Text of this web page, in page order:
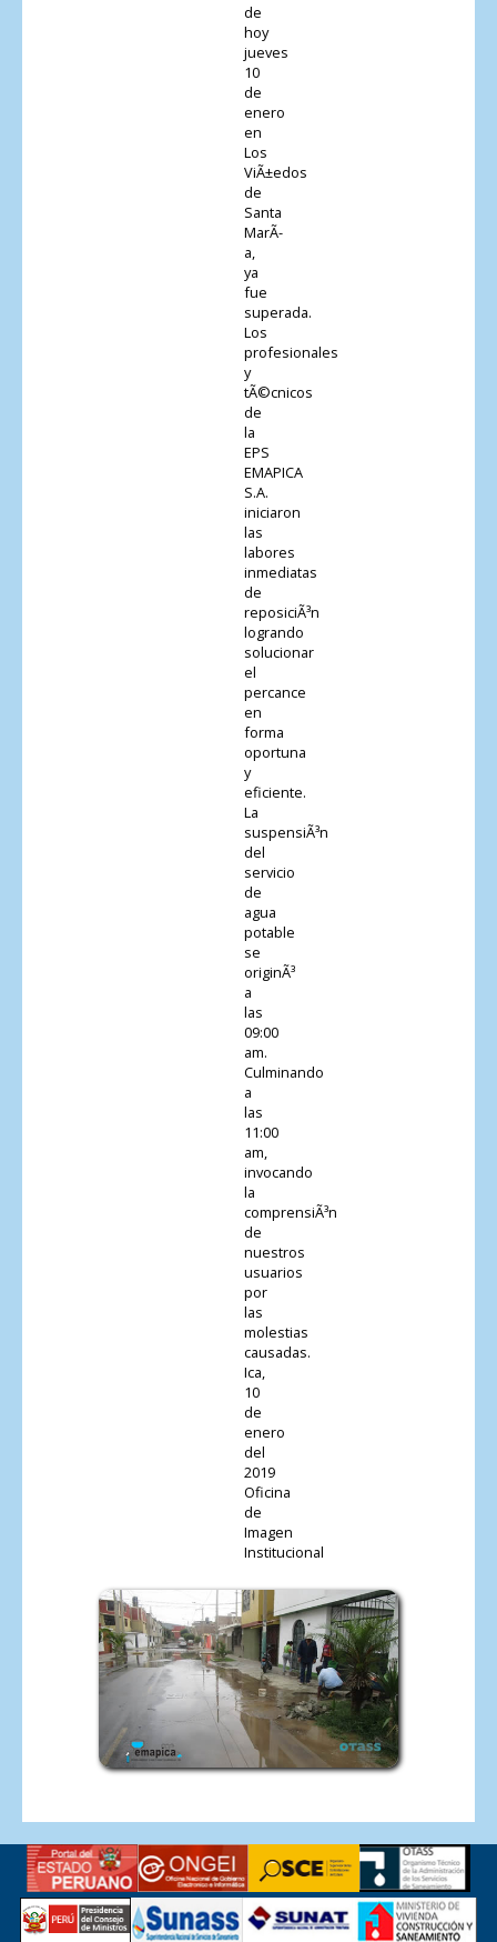
de
hoy
jueves
10
de
enero
en
Los
ViÃ±edos
de
Santa
MarÃ­
a,
ya
fue
superada.
Los
profesionales
y
tÃ©cnicos
de
la
EPS
EMAPICA
S.A.
iniciaron
las
labores
inmediatas
de
reposiciÃ³n
logrando
solucionar
el
percance
en
forma
oportuna
y
eficiente.
La
suspensiÃ³n
del
servicio
de
agua
potable
se
originÃ³
a
las
09:00
am.
Culminando
a
las
11:00
am,
invocando
la
comprensiÃ³n
de
nuestros
usuarios
por
las
molestias
causadas.
Ica,
10
de
enero
del
2019
Oficina
de
Imagen
Institucional